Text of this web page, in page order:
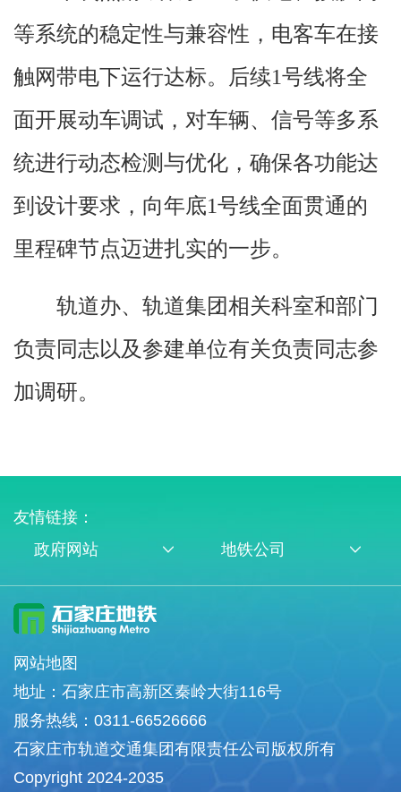
等系统的稳定性与兼容性，电客车在接
触网带电下运行达标。后续1号线将全
面开展动车调试，对车辆、信号等多系
统进行动态检测与优化，确保各功能达
到设计要求，向年底1号线全面贯通的
里程碑节点迈进扎实的一步。
轨道办、轨道集团相关科室和部门
负责同志以及参建单位有关负责同志参
加调研。
友情链接：
政府网站
地铁公司
网站地图
地址：石家庄市高新区秦岭大街116号
服务热线：0311-66526666
石家庄市轨道交通集团有限责任公司版权所有
Copyright 2024-2035